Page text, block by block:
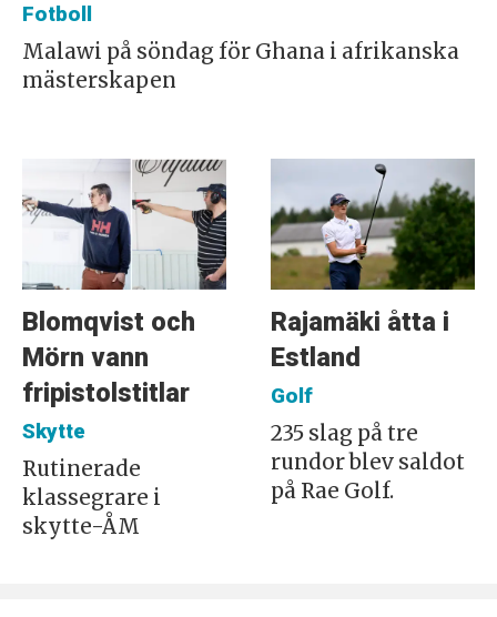
Fotboll
Malawi på söndag för Ghana i afrikanska
mästerskapen
Blomqvist och
Mörn vann
fripistolstitlar
Skytte
Rutinerade
klassegrare i
skytte-ÅM
Rajamäki åtta i
Estland
Golf
235 slag på tre
rundor blev saldot
på Rae Golf.